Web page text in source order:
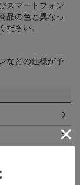
スマートフォン
品の色と異なっ
ださい。
などの仕様が予